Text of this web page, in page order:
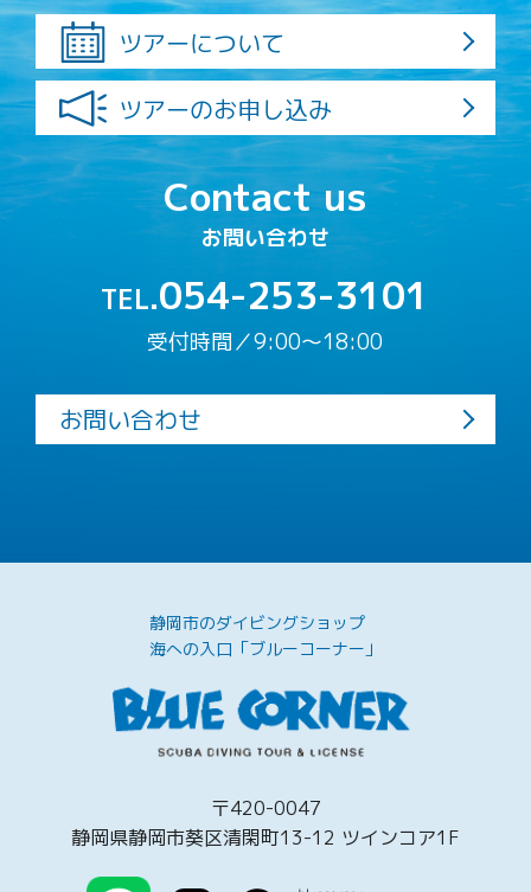
ツアーについて
ツアーのお申し込み
Contact us
お問い合わせ
TEL.054-253-3101
受付時間／9:00〜18:00
お問い合わせ
静岡市のダイビングショップ
海への入口「ブルーコーナー」
〒420-0047
静岡県静岡市葵区清閑町13-12 ツインコア1F